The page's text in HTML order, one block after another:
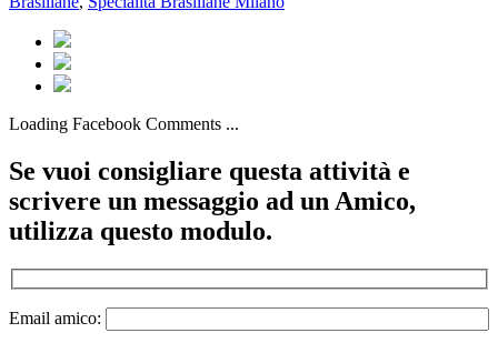
Loading Facebook Comments ...
Se vuoi consigliare questa attività e
scrivere un messaggio ad un Amico,
utilizza questo modulo.
Email amico: